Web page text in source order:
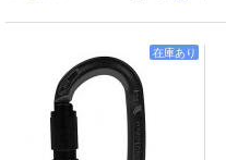
在庫あり